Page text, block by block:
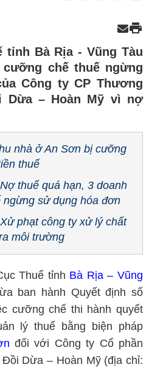
tỉnh Bà Rịa - Vũng Tàu
chế thuế ngừng
Công ty CP Thương
Dừa – Hoàn Mỹ vì nợ
nhà ở An Sơn bị cưỡng
thuế
thuế quá hạn, 3 doanh
sử dụng hóa đơn
phạt công ty xử lý chất
môi trường
Thuế tỉnh Bà Rịa – Vũng
ban hành Quyết định số
cưỡng chế thi hành quyết
lý thuế bằng biện pháp
đối với Công ty Cổ phần
Dừa – Hoàn Mỹ (địa chỉ: